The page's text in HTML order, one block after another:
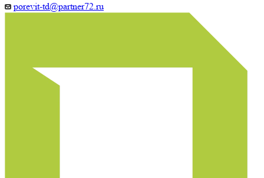
porevit-td@partner72.ru